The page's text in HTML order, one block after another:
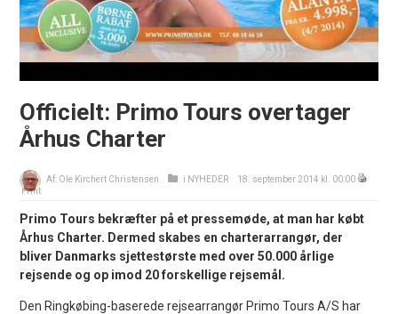
Officielt: Primo Tours overtager
Århus Charter
Af: Ole Kirchert Christensen i NYHEDER
18. september 2014 kl. 00:00
Print
Primo Tours bekræfter på et pressemøde, at man har købt
Århus Charter. Dermed skabes en charterarrangør, der
bliver Danmarks sjettestørste med over 50.000 årlige
rejsende og op imod 20 forskellige rejsemål.
Den Ringkøbing-baserede rejsearrangør Primo Tours A/S har